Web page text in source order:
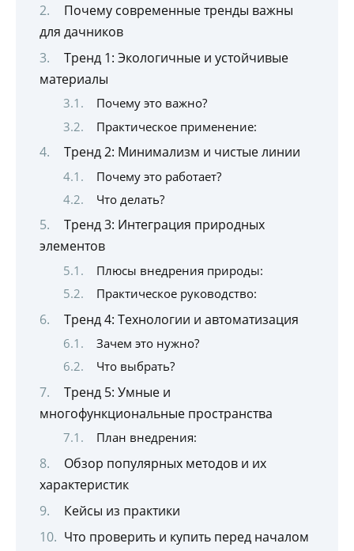
Почему современные тренды важны
для дачников
Тренд 1: Экологичные и устойчивые
материалы
Почему это важно?
Практическое применение:
Тренд 2: Минимализм и чистые линии
Почему это работает?
Что делать?
Тренд 3: Интеграция природных
элементов
Плюсы внедрения природы:
Практическое руководство:
Тренд 4: Технологии и автоматизация
Зачем это нужно?
Что выбрать?
Тренд 5: Умные и
многофункциональные пространства
План внедрения:
Обзор популярных методов и их
характеристик
Кейсы из практики
Что проверить и купить перед началом